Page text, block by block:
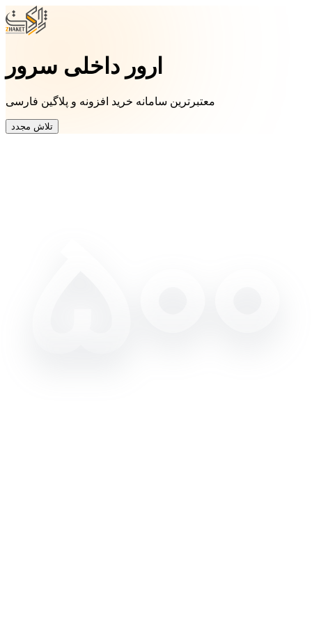
ارور داخلی سرور
معتبرترین سامانه خرید افزونه و پلاگین فارسی
تلاش مجدد